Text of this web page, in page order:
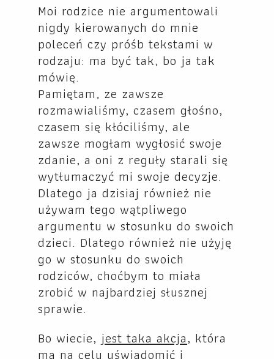
Moi rodzice nie argumentowali
nigdy kierowanych do mnie
poleceń czy próśb tekstami w
rodzaju: ma być tak, bo ja tak
mówię.
Pamiętam, ze zawsze
rozmawialiśmy, czasem głośno,
czasem się kłóciliśmy, ale
zawsze mogłam wygłosić swoje
zdanie, a oni z reguły starali się
wytłumaczyć mi swoje decyzje.
Dlatego ja dzisiaj również nie
używam tego wątpliwego
argumentu w stosunku do swoich
dzieci. Dlatego również nie użyję
go w stosunku do swoich
rodziców, choćbym to miała
zrobić w najbardziej słusznej
sprawie.
Bo wiecie, jest taka akcja, która
ma na celu uświadomić i